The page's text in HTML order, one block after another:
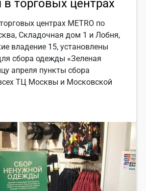
в торговых центрах
центрах METRO по
Складочная дом 1 и Лобня,
владение 15, установлены
сбора одежды «Зеленая
апреля пункты сбора
ТЦ Москвы и Московской